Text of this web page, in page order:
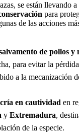
se están llevando
para
de las acciones
de pollos y
para evitar la
a la mecanización
en cautividad en
y Extremadura,
de la especie.